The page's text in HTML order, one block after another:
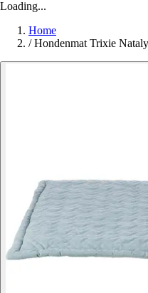
Loading...
Home
/ Hondenmat Trixie